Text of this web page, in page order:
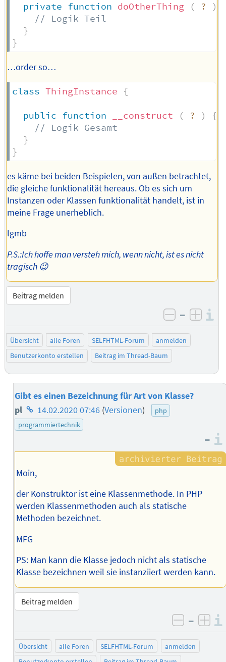
private function doOtherThing ( ? )
// Logik Teil
}
}
…order so…
class ThingInstance {
public function __construct ( ? )
{
// Logik Gesamt
}
}
es käme bei beiden Beispielen, von außen betrachtet,
die gleiche funktionalität hereaus. Ob es sich um
Instanzen oder Klassen funktionalität handelt, ist in
meine Frage unerheblich.
lgmb
P.S.:Ich hoffe man versteh mich, wenn nicht, ist es nicht
tragisch 😉
Beitrag melden
negativ
–
Übersicht alle Foren SELFHTML-Forum
anmelden
Benutzerkonto erstellen
Beitrag im Thread-Baum
Gibt es einen Bezeichnung für Art von Klasse?
pl Homepage
des
14.02.2020 07:46 (Versionen)
php
programmiertechnik
–
Moin,
der Konstruktor ist eine Klassenmethode. In PHP
werden Klassenmethoden auch als statische
Methoden bezeichnet.
MFG
PS: Man kann die Klasse jedoch nicht als statische
Klasse bezeichnen weil sie instanziiert werden kann.
Beitrag melden
negativ
–
Übersicht alle Foren SELFHTML-Forum
anmelden